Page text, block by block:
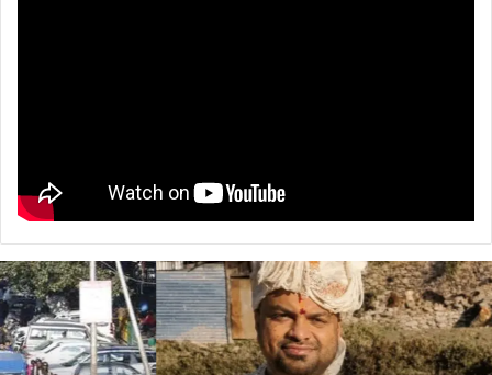
सचिवालय
के
कार्मिक
पर
सरकारी